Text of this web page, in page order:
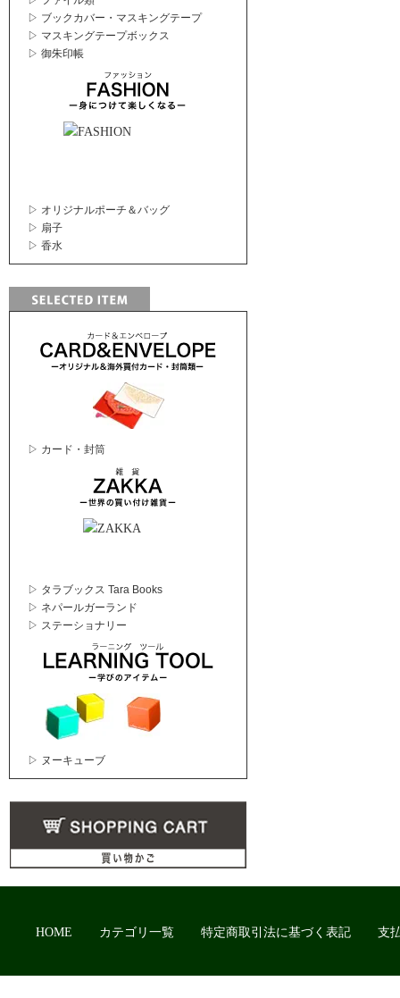
▷ ブックカバー・マスキングテープ
▷ マスキングテープボックス
▷ 御朱印帳
▷ オリジナルポーチ＆バッグ
▷ 扇子
▷ 香水
▷ カード・封筒
▷ タラブックス Tara Books
▷ ネパールガーランド
▷ ステーショナリー
▷ ヌーキューブ
HOME カテゴリ一覧 特定商取引法に基づく表記 支